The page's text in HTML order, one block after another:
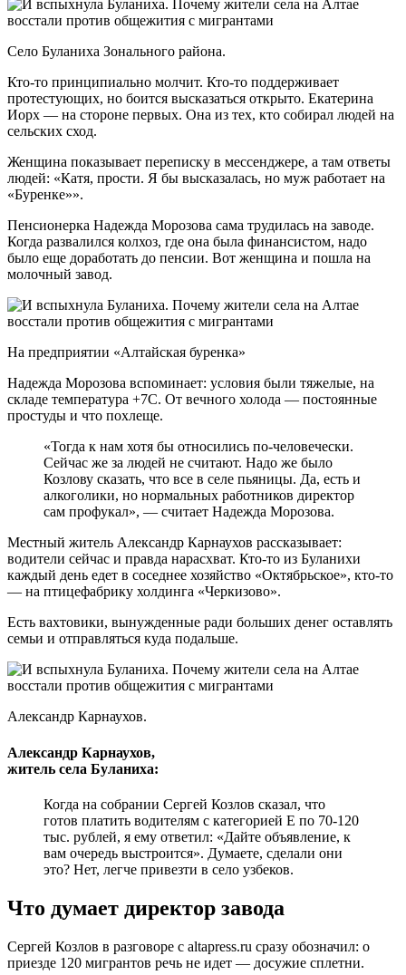
Село Буланиха Зонального района.
Кто-то принципиально молчит. Кто-то поддерживает
протестующих, но боится высказаться открыто. Екатерина
Иорх — на стороне первых. Она из тех, кто собирал людей на
сельских сход.
Женщина показывает переписку в мессенджере, а там ответы
людей: «Катя, прости. Я бы высказалась, но муж работает на
«Буренке»».
Пенсионерка Надежда Морозова сама трудилась на заводе.
Когда развалился колхоз, где она была финансистом, надо
было еще доработать до пенсии. Вот женщина и пошла на
молочный завод.
На предприятии «Алтайская буренка»
Надежда Морозова вспоминает: условия были тяжелые, на
складе температура +7С. От вечного холода — постоянные
простуды и что похлеще.
«Тогда к нам хотя бы относились по-человечески.
Сейчас же за людей не считают. Надо же было
Козлову сказать, что все в селе пьяницы. Да, есть и
алкоголики, но нормальных работников директор
сам профукал», — считает Надежда Морозова.
Местный житель Александр Карнаухов рассказывает:
водители сейчас и правда нарасхват. Кто-то из Буланихи
каждый день едет в соседнее хозяйство «Октябрьское», кто-то
— на птицефабрику холдинга «Черкизово».
Есть вахтовики, вынужденные ради больших денег оставлять
семьи и отправляться куда подальше.
Александр Карнаухов.
Александр Карнаухов,
житель села Буланиха:
Когда на собрании Сергей Козлов сказал, что
готов платить водителям с категорией Е по 70-120
тыс. рублей, я ему ответил: «Дайте объявление, к
вам очередь выстроится». Думаете, сделали они
это? Нет, легче привезти в село узбеков.
Что думает директор завода
Сергей Козлов в разговоре с altapress.ru сразу обозначил: о
приезде 120 мигрантов речь не идет — досужие сплетни.